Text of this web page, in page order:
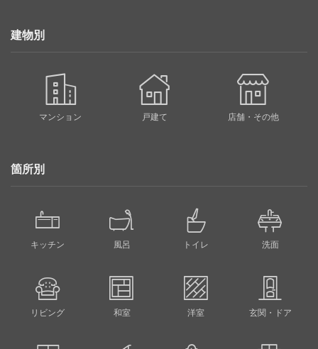
建物別
マンション 戸建て 店舗・その他
箇所別
キッチン 風呂 トイレ 洗面
リビング 和室 洋室 玄関・ドア